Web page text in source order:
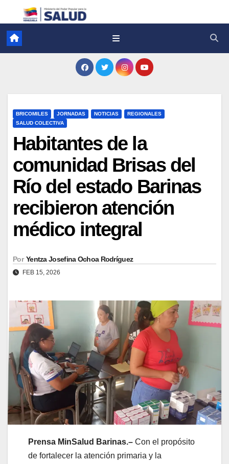
BRICOMILES JORNADAS NOTICIAS
REGIONALES
SALUD COLECTIVA
Habitantes de la
comunidad Brisas del
Río del estado Barinas
recibieron atención
médico integral
Por Yentza Josefina Ochoa Rodríguez
FEB 15, 2026
Prensa MinSalud Barinas.– Con el propósito
de fortalecer la atención primaria y la